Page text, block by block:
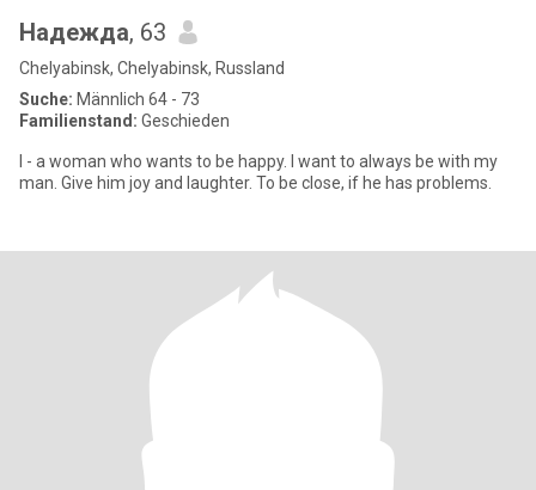
Надежда, 63
Chelyabinsk, Chelyabinsk, Russland
Suche: Männlich 64 - 73
Familienstand: Geschieden
I - a woman who wants to be happy. I want to always be with my
man. Give him joy and laughter. To be close, if he has problems.